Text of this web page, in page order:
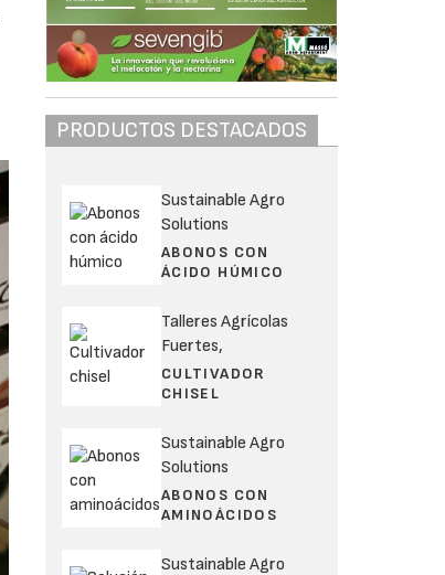
PRODUCTOS DESTACADOS
Sustainable Agro
Solutions
ABONOS CON
ÁCIDO HÚMICO
Talleres Agrícolas
Fuertes,
CULTIVADOR
CHISEL
Sustainable Agro
Solutions
ABONOS CON
AMINOÁCIDOS
Sustainable Agro